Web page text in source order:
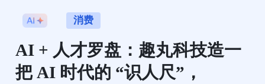
消费
AI + 人才罗盘：趣丸科技造一
把 AI 时代的 “识人尺”，